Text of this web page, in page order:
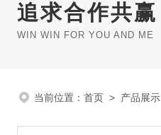
追求合作共赢
WIN WIN FOR YOU AND ME
当前位置： 首页 > 产品展示